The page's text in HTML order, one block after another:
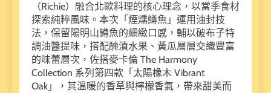
（Richie）融合北歐料理的核心理念，以當季食材
探索純粹風味。本次「煙燻鱒魚」運用油封技
法，保留陽明山鱒魚的細緻口感，輔以破布子特
調油醬提味，搭配醃漬水果、黃瓜層層交織豐富
的味蕾層次，佐搭麥卡倫 The Harmony
Collection 系列第四款「太陽橡木 Vibrant
Oak」，其溫暖的香草與檸檬香氣，帶來甜美而